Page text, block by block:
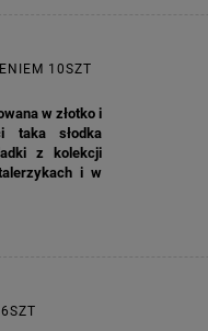
10SZT
w złotko i
taka słodka
z kolekcji
i w